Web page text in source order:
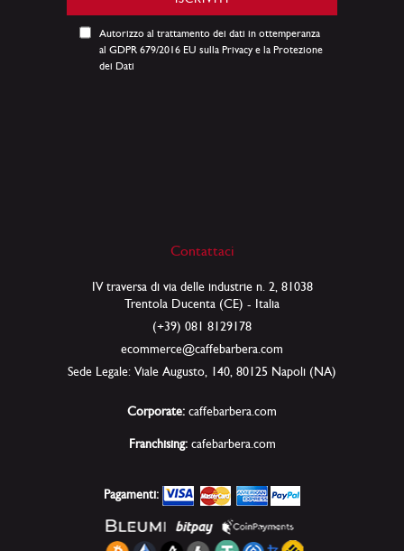
Autorizzo al trattamento dei dati in ottemperanza
al GDPR 679/2016 EU sulla Privacy e la Protezione
dei Dati
Contattaci
IV traversa di via delle industrie n. 2, 81038
Trentola Ducenta (CE) - Italia
(+39) 081 8129178
ecommerce@caffebarbera.com
Sede Legale: Viale Augusto, 140, 80125 Napoli (NA)
Corporate: caffebarbera.com
Franchising: cafebarbera.com
Pagamenti: